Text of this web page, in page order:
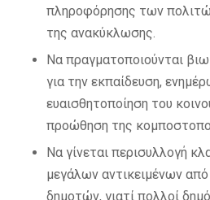
πληροφόρησης των
της ανακύκλωσης.
Να πραγματοποιούνται
για την εκπαίδευση,
ευαισθητοποίηση του
προώθηση της
Να γίνεται περισυλλογή
μεγάλων αντικειμένων
δημοτών, γιατί πολλοί